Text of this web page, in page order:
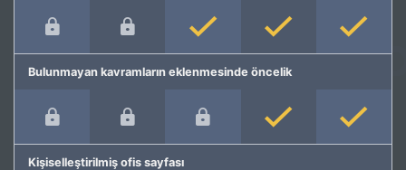
Bulunmayan kavramların eklenmesinde öncelik
Kişiselleştirilmiş ofis sayfası